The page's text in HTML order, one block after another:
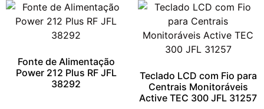
Fonte de Alimentação
Power 212 Plus RF JFL
38292
Teclado LCD com Fio para
Centrais Monitoráveis
Active TEC 300 JFL 31257